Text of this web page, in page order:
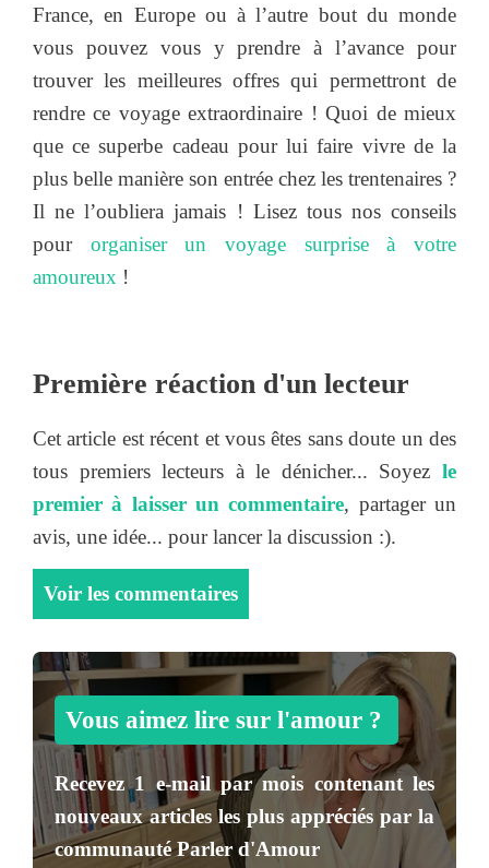
France, en Europe ou à l’autre bout du monde
vous pouvez vous y prendre à l’avance pour
trouver les meilleures offres qui permettront de
rendre ce voyage extraordinaire ! Quoi de mieux
que ce superbe cadeau pour lui faire vivre de la
plus belle manière son entrée chez les trentenaires ?
Il ne l’oubliera jamais ! Lisez tous nos conseils
pour organiser un voyage surprise à votre
amoureux !
Première réaction d'un lecteur
Cet article est récent et vous êtes sans doute un des
tous premiers lecteurs à le dénicher... Soyez le
premier à laisser un commentaire, partager un
avis, une idée... pour lancer la discussion :).
Voir les commentaires
Vous aimez lire sur l'amour ?
Recevez1 e-mail par mois contenant les
nouveaux articles les plus appréciés par la
communautéParler d'Amour